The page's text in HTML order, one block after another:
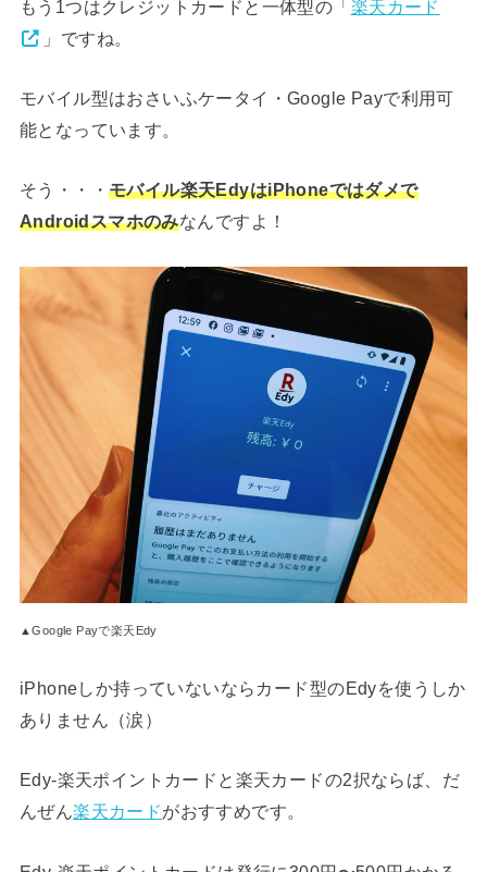
もう1つはクレジットカードと一体型の「 楽天カード
」ですね。
モバイル型はおさいふケータイ・Google Payで利用可
能となっています。
そう・・・ モバイル楽天EdyはiPhoneではダメで
Androidスマホのみなんですよ！
▲Google Payで楽天Edy
iPhoneしか持っていないならカード型のEdyを使うしか
ありません（涙）
Edy-楽天ポイントカードと楽天カードの2択ならば、だ
んぜん楽天カードがおすすめです。